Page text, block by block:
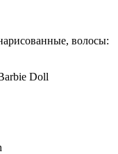
волосы:
Doll